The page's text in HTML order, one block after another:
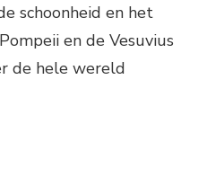
schoonheid en het
en de Vesuvius
de hele wereld